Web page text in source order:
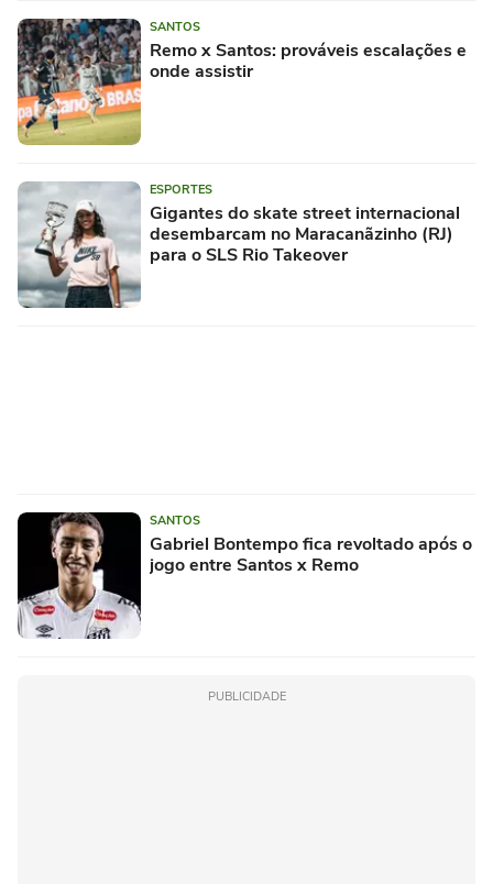
SANTOS
Remo x Santos: prováveis escalações e
onde assistir
ESPORTES
Gigantes do skate street internacional
desembarcam no Maracanãzinho (RJ)
para o SLS Rio Takeover
SANTOS
Gabriel Bontempo fica revoltado após o
jogo entre Santos x Remo
PUBLICIDADE